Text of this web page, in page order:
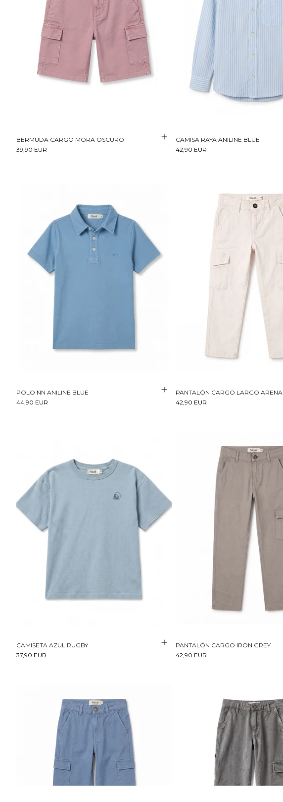
BERMUDA CARGO MORA OSCURO
39,90 EUR
CAMISA RAYA ANILINE BLUE
42,90 EUR
POLO NN ANILINE BLUE
44,90 EUR
PANTALÓN CARGO LARGO ARENA
42,90 EUR
CAMISETA AZUL RUGBY
37,90 EUR
PANTALÓN CARGO IRON GREY
42,90 EUR